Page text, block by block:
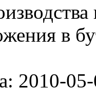
в
2010-